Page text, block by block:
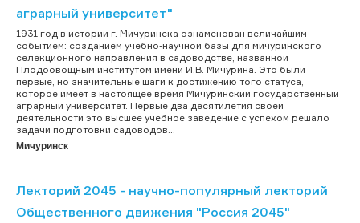
аграрный университет"
1931 год в истории г. Мичуринска ознаменован величайшим
событием: созданием учебно-научной базы для мичуринского
селекционного направления в садоводстве, названной
Плодоовощным институтом имени И.В. Мичурина. Это были
первые, но значительные шаги к достижению того статуса,
которое имеет в настоящее время Мичуринский государственный
аграрный университет. Первые два десятилетия своей
деятельности это высшее учебное заведение с успехом решало
задачи подготовки садоводов...
Мичуринск
Лекторий 2045 - научно-популярный лекторий
Общественного движения "Россия 2045"